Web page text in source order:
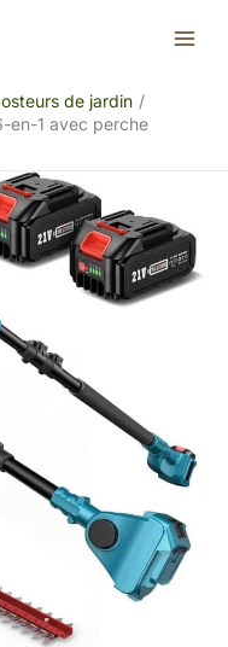
de jardin
en-1 avec perche